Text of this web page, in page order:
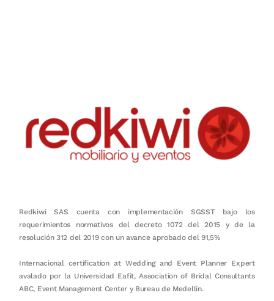
Redkiwi SAS cuenta con implementación SGSST bajo los
requerimientos normativos del decreto 1072 del 2015 y de la
resolución 312 del 2019 con un avance aprobado del 91,5%
Internacional certification at Wedding and Event Planner Expert
avalado por la Universidad Eafit, Association of Bridal Consultants
ABC, Event Management Center y Bureau de Medellín.